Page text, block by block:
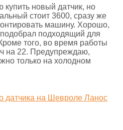
новый датчик, но
стоит 3600, сразу же
машину. Хорошо,
подходящий для
того, во время работы
на 22. Предупреждаю,
только на холодном